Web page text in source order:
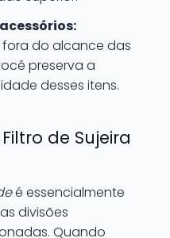
do alcance das
preserva a
desses itens.
de Sujeira
é essencialmente
divisões
Quando